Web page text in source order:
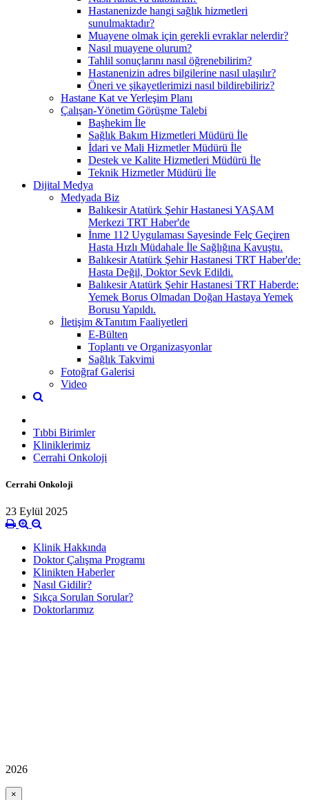
Hastanenizde hangi sağlık hizmetleri
sunulmaktadır?
Muayene olmak için gerekli evraklar nelerdir?
Nasıl muayene olurum?
Tahlil sonuçlarını nasıl öğrenebilirim?
Hastanenizin adres bilgilerine nasıl ulaşılır?
Öneri ve şikayetlerimizi nasıl bildirebiliriz?
Hastane Kat ve Yerleşim Planı
Çalışan-Yönetim Görüşme Talebi
Başhekim İle
Sağlık Bakım Hizmetleri Müdürü İle
İdari ve Mali Hizmetler Müdürü İle
Destek ve Kalite Hizmetleri Müdürü İle
Teknik Hizmetler Müdürü İle
Dijital Medya
Medyada Biz
Balıkesir Atatürk Şehir Hastanesi YAŞAM
Merkezi TRT Haber'de
İnme 112 Uygulaması Sayesinde Felç Geçiren
Hasta Hızlı Müdahale İle Sağlığına Kavuştu.
Balıkesir Atatürk Şehir Hastanesi TRT Haber'de:
Hasta Değil, Doktor Sevk Edildi.
Balıkesir Atatürk Şehir Hastanesi TRT Haberde:
Yemek Borus Olmadan Doğan Hastaya Yemek
Borusu Yapıldı.
İletişim &Tanıtım Faaliyetleri
E-Bülten
Toplantı ve Organizasyonlar
Sağlık Takvimi
Fotoğraf Galerisi
Video
Tıbbi Birimler
Kliniklerimiz
Cerrahi Onkoloji
Cerrahi Onkoloji
23 Eylül 2025
Klinik Hakkında
Doktor Çalışma Programı
Klinikten Haberler
Nasıl Gidilir?
Sıkça Sorulan Sorular?
Doktorlarımız
2026
×